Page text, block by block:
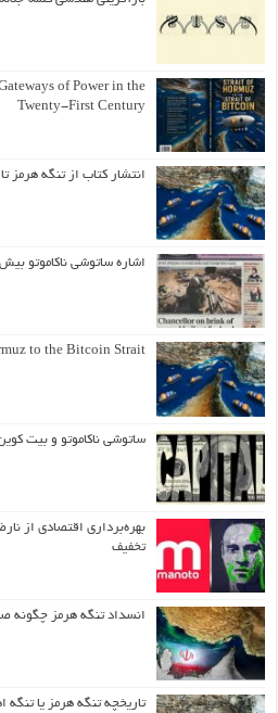
of Power in the
Twenty-First Century
انتشار کتاب از تنگه هرمز
اشاره ساتوشی ناکاموتو
to the Bitcoin Strait
ساتوشی ناکاموتو و بیت
بهره‌برداری اقتصادی از
تخفیف
انسداد تنگه هرمز چگونه
تاریخچه تنگه هرمز یا تنگه